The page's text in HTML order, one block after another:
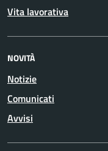
Vita lavorativa
NOVITÀ
Notizie
Comunicati
Avvisi